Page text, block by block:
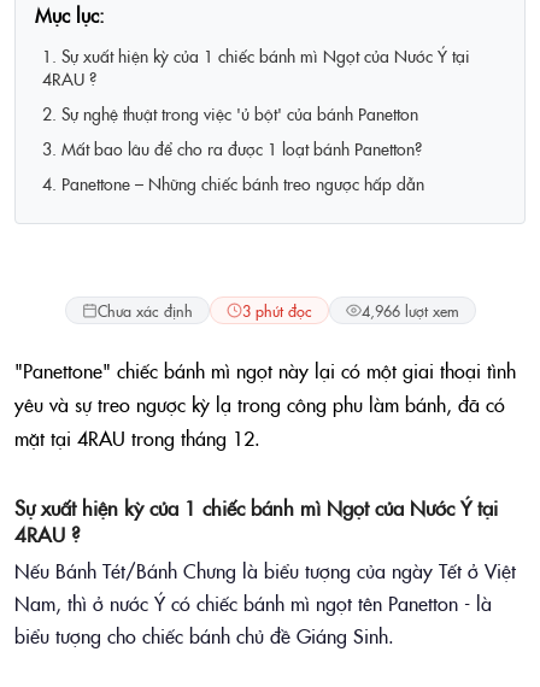
Mục lục:
1. Sự xuất hiện kỳ của 1 chiếc bánh mì Ngọt của Nước Ý tại
4RAU ?
2. Sự nghệ thuật trong việc 'ủ bột' của bánh Panetton
3. Mất bao lâu để cho ra được 1 loạt bánh Panetton?
4. Panettone – Những chiếc bánh treo ngược hấp dẫn
Chưa xác định
3 phút đọc 4,966 lượt xem
"Panettone" chiếc bánh mì ngọt này lại có một giai thoại tình
yêu và sự treo ngược kỳ lạ trong công phu làm bánh, đã có
mặt tại 4RAU trong tháng 12.
Sự xuất hiện kỳ của 1 chiếc bánh mì Ngọt của Nước Ý tại
4RAU ?
Nếu Bánh Tét/Bánh Chưng là biểu tượng của ngày Tết ở Việt
Nam, thì ở nước Ý có chiếc bánh mì ngọt tên Panetton - là
biểu tượng cho chiếc bánh chủ đề Giáng Sinh.